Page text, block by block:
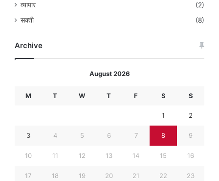
व्यापार
(2)
सक्ती
(8)
Archive
August 2026
M T W T F S S
1 2
3 4 5 6 7 8 9
10 11 12 13 14 15 16
17 18 19 20 21 22 23